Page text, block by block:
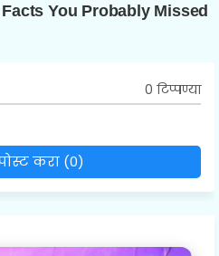
0 टिप्पण्या
करा (0)